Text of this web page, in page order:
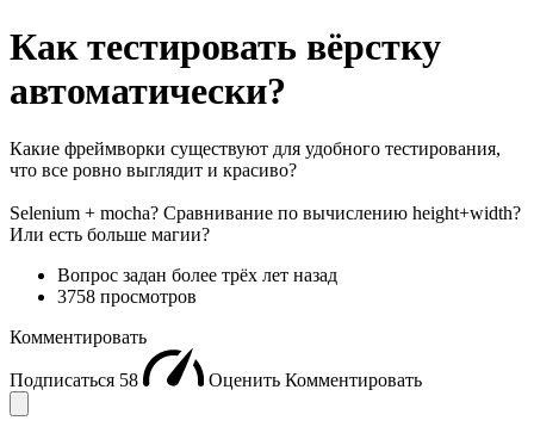
Как тестировать вёрстку
автоматически?
Какие фреймворки существуют для удобного тестирования,
что все ровно выглядит и красиво?
Selenium + mocha? Сравнивание по вычислению height+width?
Или есть больше магии?
Вопрос задан более трёх лет назад
3758 просмотров
Комментировать
Подписаться 58 Оценить Комментировать